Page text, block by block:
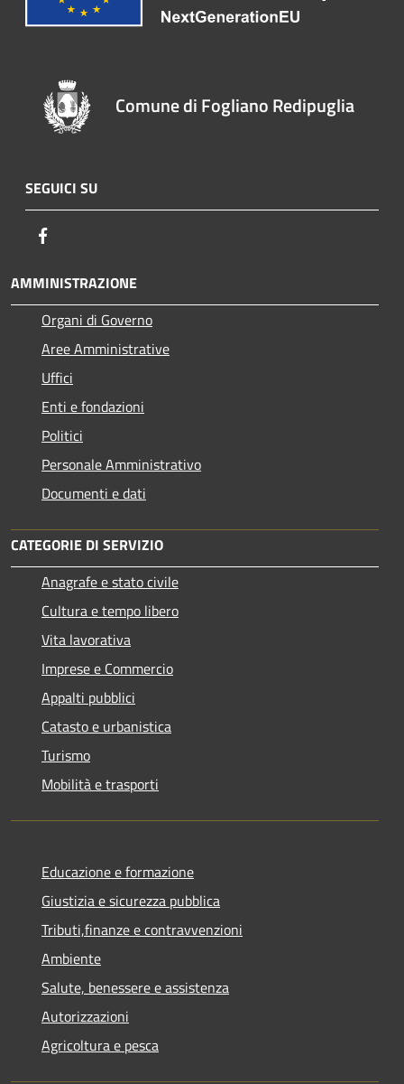
Comune di Fogliano Redipuglia
SEGUICI SU
AMMINISTRAZIONE
Organi di Governo
Aree Amministrative
Uffici
Enti e fondazioni
Politici
Personale Amministrativo
Documenti e dati
CATEGORIE DI SERVIZIO
Anagrafe e stato civile
Cultura e tempo libero
Vita lavorativa
Imprese e Commercio
Appalti pubblici
Catasto e urbanistica
Turismo
Mobilità e trasporti
Educazione e formazione
Giustizia e sicurezza pubblica
Tributi,finanze e contravvenzioni
Ambiente
Salute, benessere e assistenza
Autorizzazioni
Agricoltura e pesca